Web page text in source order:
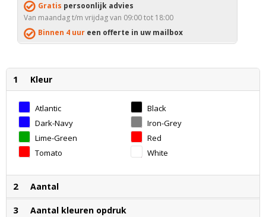
Gratis persoonlijk advies
Van maandag t/m vrijdag van 09:00 tot 18:00
Binnen 4 uur een offerte in uw mailbox
1 Kleur
Atlantic
Black
Dark-Navy
Iron-Grey
Lime-Green
Red
Tomato
White
2 Aantal
3 Aantal kleuren opdruk